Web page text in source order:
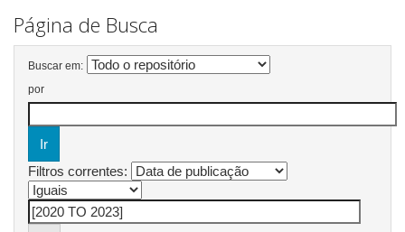
Página de Busca
Buscar em:
por
Filtros correntes: